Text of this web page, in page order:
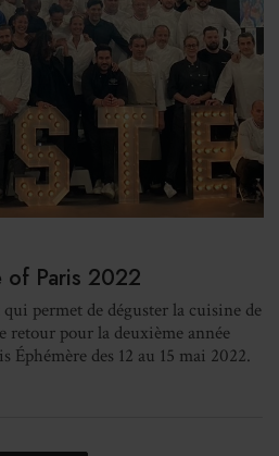
of Paris 2022
permet de déguster la cuisine de
retour pour la deuxième année
Éphémère des 12 au 15 mai 2022.